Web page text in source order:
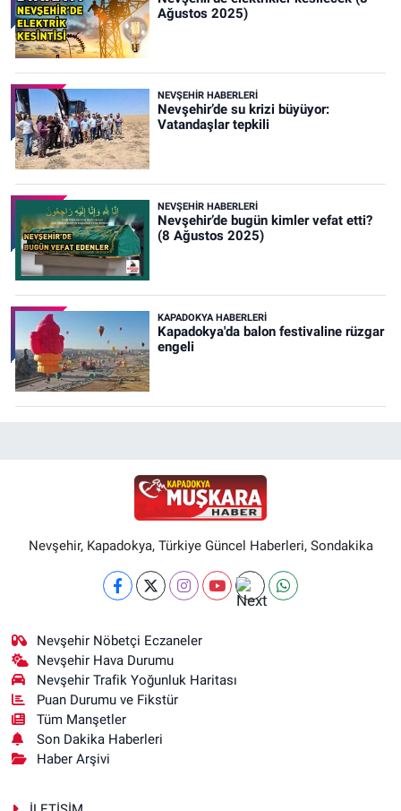
Ağustos 2025)
NEVŞEHIR HABERLERI
Nevşehir’de su krizi büyüyor:
Vatandaşlar tepkili
NEVŞEHIR HABERLERI
Nevşehir’de bugün kimler vefat etti?
(8 Ağustos 2025)
KAPADOKYA HABERLERI
Kapadokya'da balon festivaline rüzgar
engeli
Nevşehir, Kapadokya, Türkiye Güncel Haberleri, Sondakika
Nevşehir Nöbetçi Eczaneler
Nevşehir Hava Durumu
Nevşehir Trafik Yoğunluk Haritası
Puan Durumu ve Fikstür
Tüm Manşetler
Son Dakika Haberleri
Haber Arşivi